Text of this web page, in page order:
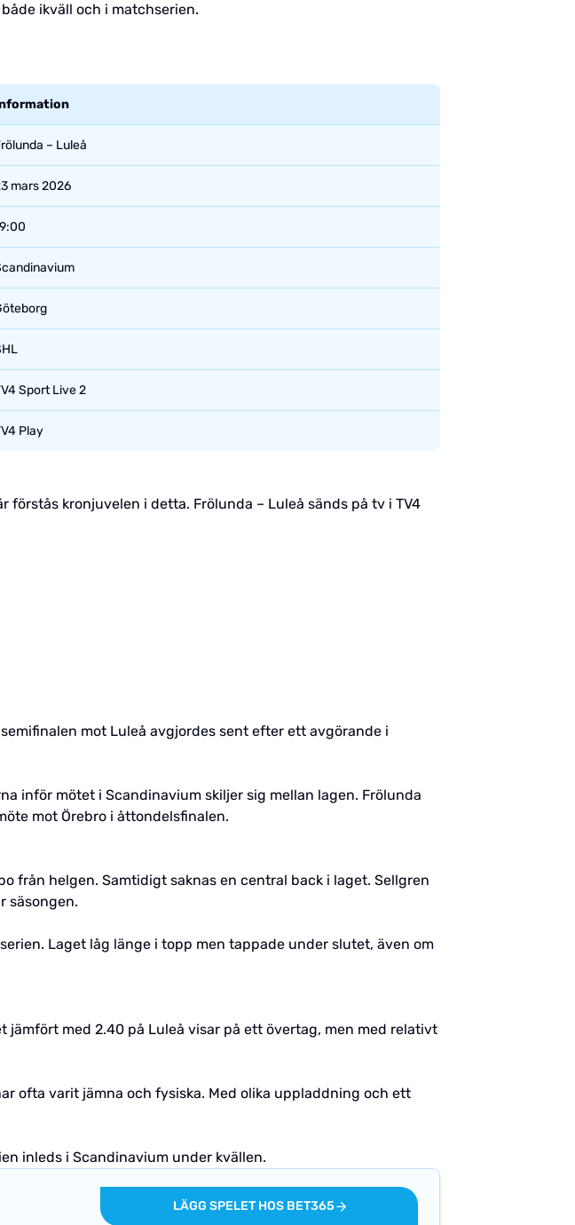
ikväll och i matchserien.
– Luleå
mars 2026
Sport Live 2
Play
kronjuvelen i detta. Frölunda – Luleå sänds på tv i TV4
mot Luleå avgjordes sent efter ett avgörande i
inför mötet i Scandinavium skiljer sig mellan lagen. Frölunda
mot Örebro i åttondelsfinalen.
från helgen. Samtidigt saknas en central back i laget. Sellgren
säsongen.
Laget låg länge i topp men tappade under slutet, även om
med 2.40 på Luleå visar på ett övertag, men med relativt
ofta varit jämna och fysiska. Med olika uppladdning och ett
inleds i Scandinavium under kvällen.
LÄGG SPELET HOS BET365